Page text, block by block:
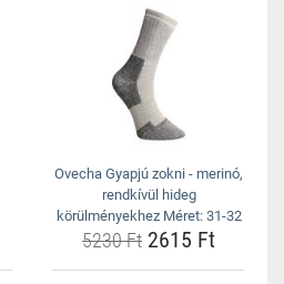
Ovecha Gyapjú zokni - merinó,
rendkívül hideg
körülményekhez Méret: 31-32
5230 Ft 2615 Ft